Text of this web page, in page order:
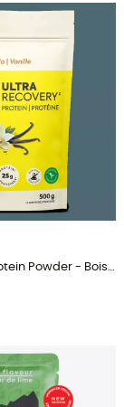
Ultra Recovery Protein Powder - Boisson énergétique